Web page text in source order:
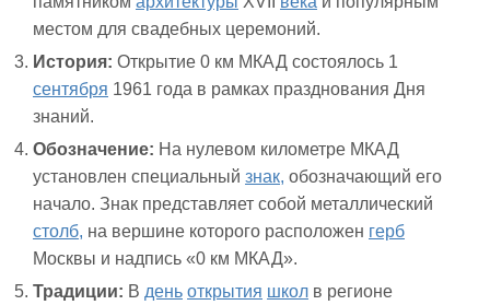
местом для свадебных церемоний.
История: Открытие 0 км МКАД состоялось 1
сентября 1961 года в рамках празднования Дня
знаний.
Обозначение: На нулевом километре МКАД
установлен специальный знак, обозначающий его
начало. Знак представляет собой металлический
столб, на вершине которого расположен герб
Москвы и надпись «0 км МКАД».
Традиции: В день открытия школ в регионе